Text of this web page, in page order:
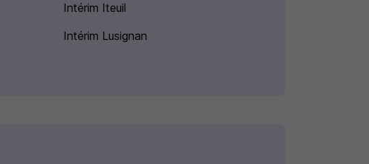
Intérim Iteuil
Intérim Lusignan